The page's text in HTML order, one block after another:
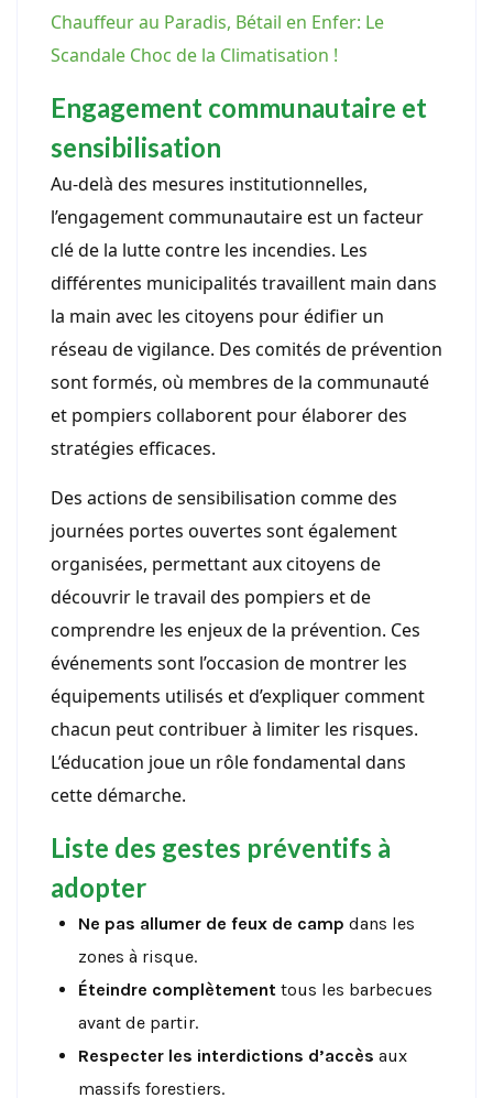
Chauffeur au Paradis, Bétail en Enfer: Le
Scandale Choc de la Climatisation !
Engagement communautaire et
sensibilisation
Au-delà des mesures institutionnelles,
l’engagement communautaire est un facteur
clé de la lutte contre les incendies. Les
différentes municipalités travaillent main dans
la main avec les citoyens pour édifier un
réseau de vigilance. Des comités de prévention
sont formés, où membres de la communauté
et pompiers collaborent pour élaborer des
stratégies efficaces.
Des actions de sensibilisation comme des
journées portes ouvertes sont également
organisées, permettant aux citoyens de
découvrir le travail des pompiers et de
comprendre les enjeux de la prévention. Ces
événements sont l’occasion de montrer les
équipements utilisés et d’expliquer comment
chacun peut contribuer à limiter les risques.
L’éducation joue un rôle fondamental dans
cette démarche.
Liste des gestes préventifs à
adopter
Ne pas allumer de feux de camp dans les
zones à risque.
Éteindre complètement tous les barbecues
avant de partir.
Respecter les interdictions d’accès aux
massifs forestiers.